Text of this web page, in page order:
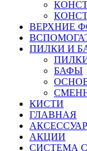
ВЕРХНИЕ
ПИЛКИ И
БАФЫ
КИСТИ
ГЛАВНАЯ
АКЦИИ
СИСТЕМА